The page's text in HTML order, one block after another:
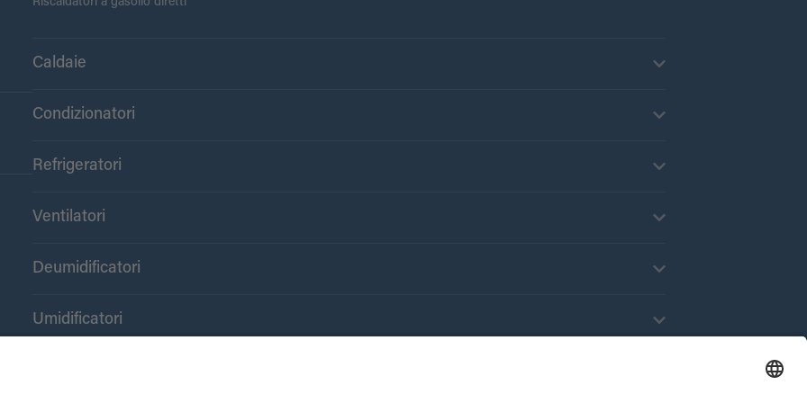
Caldaie
Condizionatori
Refrigeratori
Ventilatori
Deumidificatori
Umidificatori